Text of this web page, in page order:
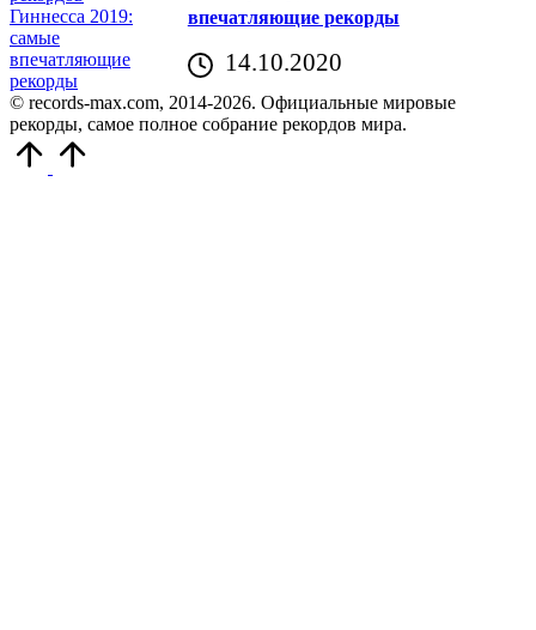
впечатляющие рекорды
14.10.2020
© records-max.com, 2014-2026. Официальные мировые
рекорды, самое полное собрание рекордов мира.